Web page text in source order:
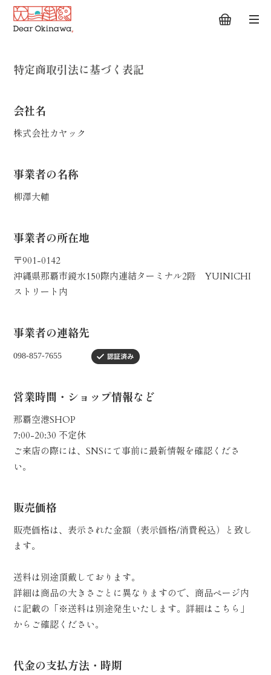
特定商取引法に基づく表記
会社名
株式会社カヤック
事業者の名称
柳澤大輔
事業者の所在地
〒901-0142
沖縄県那覇市鏡水150際内連結ターミナル2階 YUINICHI
ストリート内
事業者の連絡先
営業時間・ショップ情報など
那覇空港SHOP
7:00-20:30 不定休
ご来店の際には、SNSにて事前に最新情報を確認くださ
い。
販売価格
販売価格は、表示された金額（表示価格/消費税込）と致し
ます。
送料は別途頂戴しております。
詳細は商品の大きさごとに異なりますので、商品ページ内
に記載の「※送料は別途発生いたします。詳細はこちら」
からご確認ください。
代金の支払方法・時期